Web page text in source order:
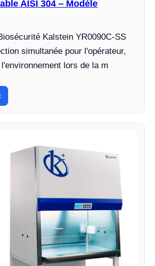
AISI 304 – Modèle
Kalstein YR0090C-SS
simultanée pour l'opérateur,
lors de la m